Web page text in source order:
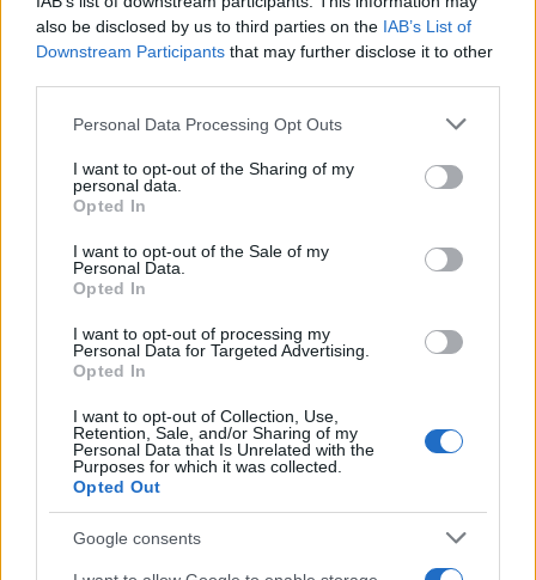
also be disclosed by us to third parties on the IAB’s List of
Downstream Participants that may further disclose it to other
Please note that this website/app uses one or more Google
not limited to your visit or usage behaviour. You may click to
grant or deny consent to Google and its third-party tags to
use your data for below specified purposes in below Google
consent section.
Personal Data Processing Opt Outs
I want to opt-out of the Sharing of my
personal data.
Opted In
I want to opt-out of the Sale of my
Personal Data.
Opted In
I want to opt-out of processing my
Personal Data for Targeted Advertising.
Opted In
I want to opt-out of Collection, Use,
Retention, Sale, and/or Sharing of my
Personal Data that Is Unrelated with the
Purposes for which it was collected.
Opted Out
Google consents
specializzata è diventata una vera e propria sfida, è emerso
un progetto significativo: l’Academy Metalmeccanici.
Questa iniziativa è il risultato della collaborazione tra
Confapi Varese, Synergie Italia, l’ISIS “Isaac Newton” e
diverse aziende locali, con l’obiettivo di formare nuovi
professionisti e garantire assunzioni concrete. Un passo
fondamentale per il rilancio del settore metalmeccanico,
cruciale per l’economia locale.5
AUTORE
Staff